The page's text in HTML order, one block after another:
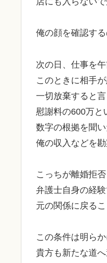
俺の顔を確認す
次の日、仕事を
このときに相手
一切放棄すると
慰謝料の600万と
数字の根拠を聞
俺の収入などを
こっちが離婚拒
弁護士自身の経
元の関係に戻る
この条件は明ら
貴方も新たな道